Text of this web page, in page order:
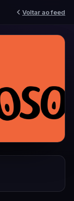
Voltar ao feed